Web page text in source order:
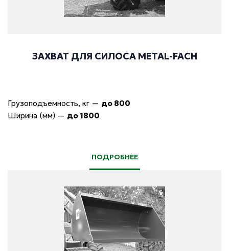
ЗАХВАТ ДЛЯ СИЛОСА METAL-FACH
Грузоподъемность, кг — до 800
Ширина (мм) — до 1800
ПОДРОБНЕЕ